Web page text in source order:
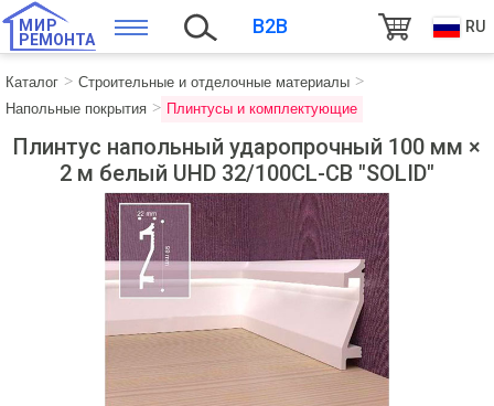
МИР
РЕМОНТА
B2B RU
Каталог
Строительные и отделочные материалы
Напольные покрытия
Плинтусы и комплектующие
Плинтус напольный ударопрочный 100 мм ×
2 м белый UHD 32/100CL-CB "SOLID"